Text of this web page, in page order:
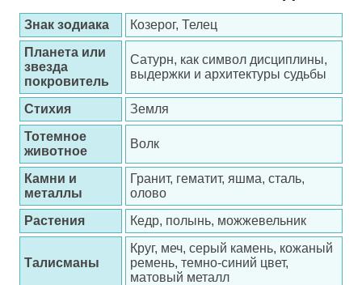
Знак зодиака
Козерог, Телец
Планета или
звезда
покровитель
Сатурн, как символ дисциплины,
выдержки и архитектуры судьбы
Стихия
Земля
Тотемное
животное
Волк
Камни и
металлы
Гранит, гематит, яшма, сталь,
олово
Растения
Кедр, полынь, можжевельник
Талисманы
Круг, меч, серый камень, кожаный
ремень, темно-синий цвет,
матовый металл